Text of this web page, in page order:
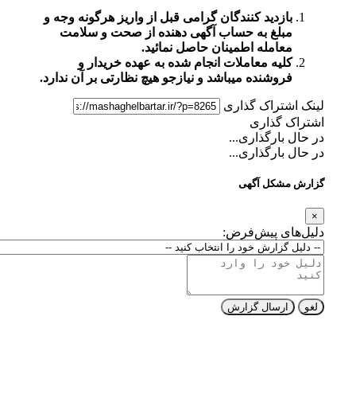
کنندگان گرامی قبل از واریز هرگونه وجه و
به حساب آگهی دهنده از صحت و سلامت
اطمینان حاصل نمائید.
معاملات انجام شده به عهده خریدار و
میباشد و نیازجو هیچ نظارتی بر آن ندارد.
گذاری
آگهی
پیش‌فرض:
گزارش